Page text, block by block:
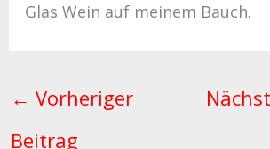
Glas Wein auf meinem Bauch.
← Vorheriger
Beitrag